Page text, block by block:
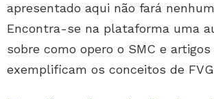
apresentado aqui não fará
Encontra-se na plataforma uma
sobre como opero o SMC e artigos
exemplificam os conceitos de